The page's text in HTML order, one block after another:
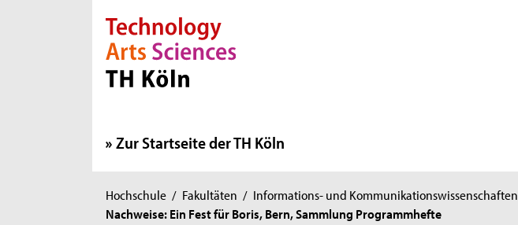
Direkt zur Hauptnavigation
Direkt zur Subnavigation
Direkt zum Inhalt
Direkt zum Fußbereich
Zur Startseite der TH Köln
Sie
sind
Hochschule / Fakultäten / Informations- und Kommunikationswissenschaften
Nachweise: Ein Fest für Boris, Bern, Sammlung Programmhefte